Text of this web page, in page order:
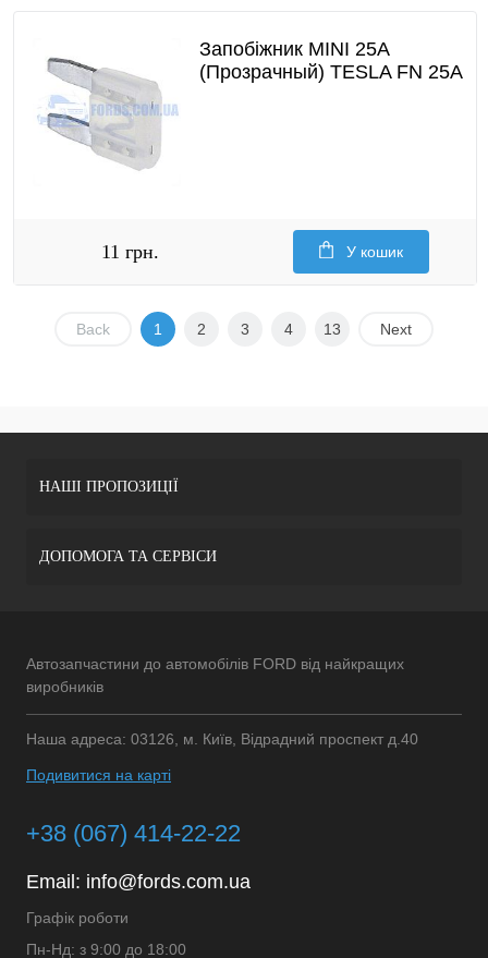
Запобіжник MINI 25A
(Прозрачный) TESLA FN 25A
11 грн. У кошик
Back 1 2 3 4 13 Next
НАШІ ПРОПОЗИЦІЇ
ДОПОМОГА ТА СЕРВІСИ
Автозапчастини до автомобілів FORD від найкращих
виробників
Наша адреса: 03126, м. Київ, Відрадний проспект д.40
Подивитися на карті
+38 (067) 414-22-22
Email: info@fords.com.ua
Графік роботи
Пн-Нд: з 9:00 до 18:00